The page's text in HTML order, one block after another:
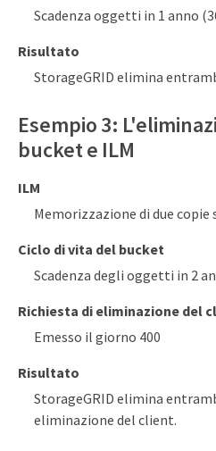
Scadenza oggetti in 1 anno
Risultato
StorageGRID elimina
Esempio 3:
bucket e ILM
ILM
Memorizzazione di due copie
Ciclo di vita del bucket
Scadenza degli oggetti in 2
Richiesta di eliminazione del
Emesso il giorno 400
Risultato
StorageGRID elimina
eliminazione del client.